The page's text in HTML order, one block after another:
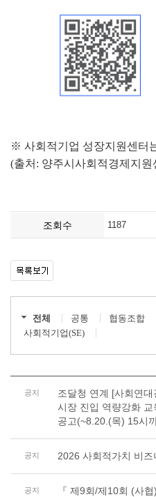
※ 사회적기업 성장지원센터
(출처: 양주시사회적경제지
조회수 1187
전체 공통 협동조합
사회적기업(SE)
공지
조달청 연계 [사회연
시장 진입 역량강화 교
공고(~8.20.(목) 15시까
공지 2026 사회적가치 비즈
공지
『 제9회/제10회 (사